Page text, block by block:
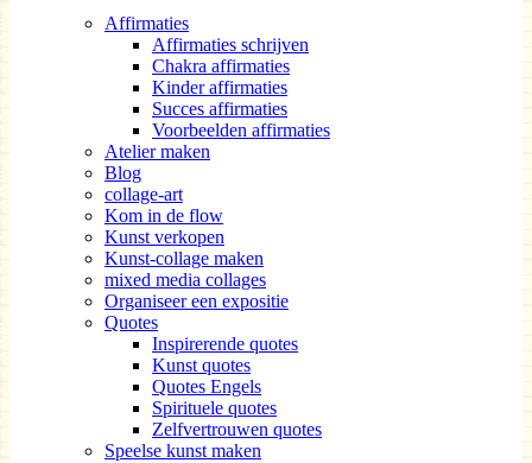
Affirmaties
Affirmaties schrijven
Chakra affirmaties
Kinder affirmaties
Succes affirmaties
Voorbeelden affirmaties
Atelier maken
Blog
collage-art
Kom in de flow
Kunst verkopen
Kunst-collage maken
mixed media collages
Organiseer een expositie
Quotes
Inspirerende quotes
Kunst quotes
Quotes Engels
Spirituele quotes
Zelfvertrouwen quotes
Speelse kunst maken